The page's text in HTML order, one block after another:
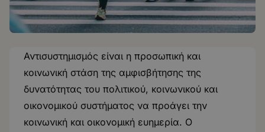
Αντισυστημισμός είναι η προσωπική και
κοινωνική στάση της αμφισβήτησης της
δυνατότητας του πολιτικού, κοινωνικού και
οικονομικού συστήματος να προάγει την
κοινωνική και οικονομική ευημερία. Ο